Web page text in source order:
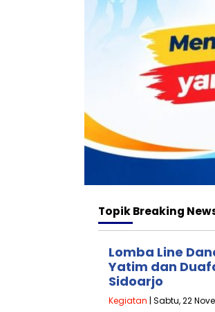
TopikBreaking
Lomba Line
Yatim dan
Sidoarjo
Kegiatan | Sabtu, 22